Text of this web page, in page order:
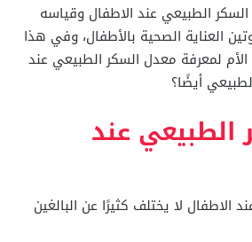
الطبيعي عند الاطفال وقياسه
العناية الصحية بالأطفال، وفي هذا
لمعرفة معدل السكر الطبيعي عند
أيضًا؟
عند
الاطفال لا يختلف كثيرًا عن البالغين